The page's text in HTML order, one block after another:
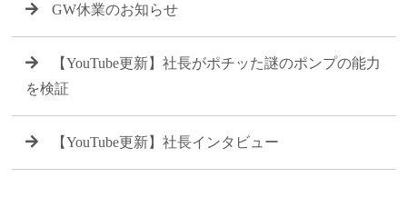
GW休業のお知らせ
【YouTube更新】社長がポチッた謎のポンプの能力
を検証
【YouTube更新】社長インタビュー